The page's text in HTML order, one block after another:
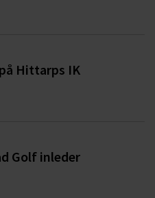
Hittarps IK
Golf inleder